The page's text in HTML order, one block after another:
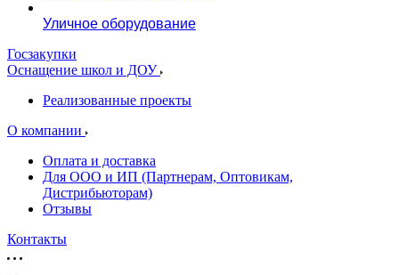
Уличное оборудование
Госзакупки
Оснащение школ и ДОУ
Реализованные проекты
О компании
Оплата и доставка
Для ООО и ИП (Партнерам, Оптовикам,
Дистрибьюторам)
Отзывы
Контакты